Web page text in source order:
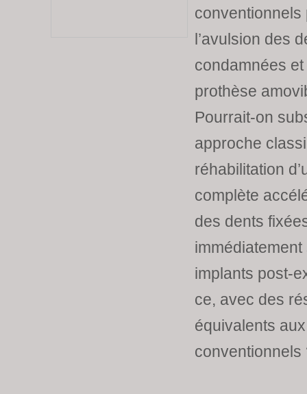
conventionnels
l’avulsion des
condamnées et
prothèse
Pourrait-on
approche
réhabilitation
complète
des dents
implants post-
ce, avec des
équivalents
conventionnels